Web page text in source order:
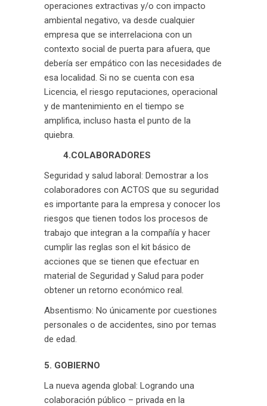
operaciones extractivas y/o con impacto
ambiental negativo, va desde cualquier
empresa que se interrelaciona con un
contexto social de puerta para afuera, que
debería ser empático con las necesidades de
esa localidad. Si no se cuenta con esa
Licencia, el riesgo reputaciones, operacional
y de mantenimiento en el tiempo se
amplifica, incluso hasta el punto de la
quiebra.
4.COLABORADORES
Seguridad y salud laboral: Demostrar a los
colaboradores con ACTOS que su seguridad
es importante para la empresa y conocer los
riesgos que tienen todos los procesos de
trabajo que integran a la compañía y hacer
cumplir las reglas son el kit básico de
acciones que se tienen que efectuar en
material de Seguridad y Salud para poder
obtener un retorno económico real.
Absentismo: No únicamente por cuestiones
personales o de accidentes, sino por temas
de edad.
5. GOBIERNO
La nueva agenda global: Logrando una
colaboración público – privada en la